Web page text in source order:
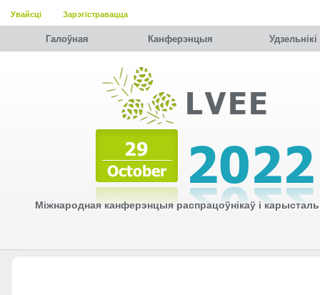
Увайсці Зарэгістравацца
Галоўная Канферэнцыя Удзельнiкi
Міжнародная канферэнцыя распрацоўнікаў і